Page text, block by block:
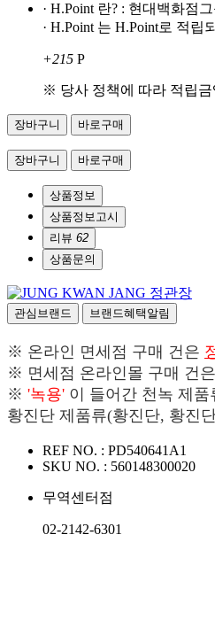
· H.Point 란? : 현대백화점
· H.Point 는 H.Point로 적
+215 P
※ 당사 정책에 따라 적립
장바구니 바로구매
장바구니 바로구매
상품정보
상품정보고시
리뷰 62
상품문의
정관장
관심브랜드 브랜드혜택알림
※ 온라인 면세점 구매 건은
※ 면세점 온라인몰 구매 건은
※ '녹용' 이 들어간 천녹 제
황진단 제품류(황진단, 황진
REF NO. : PD540641A1
SKU NO. : 560148300020
무역센터점
02-2142-6301